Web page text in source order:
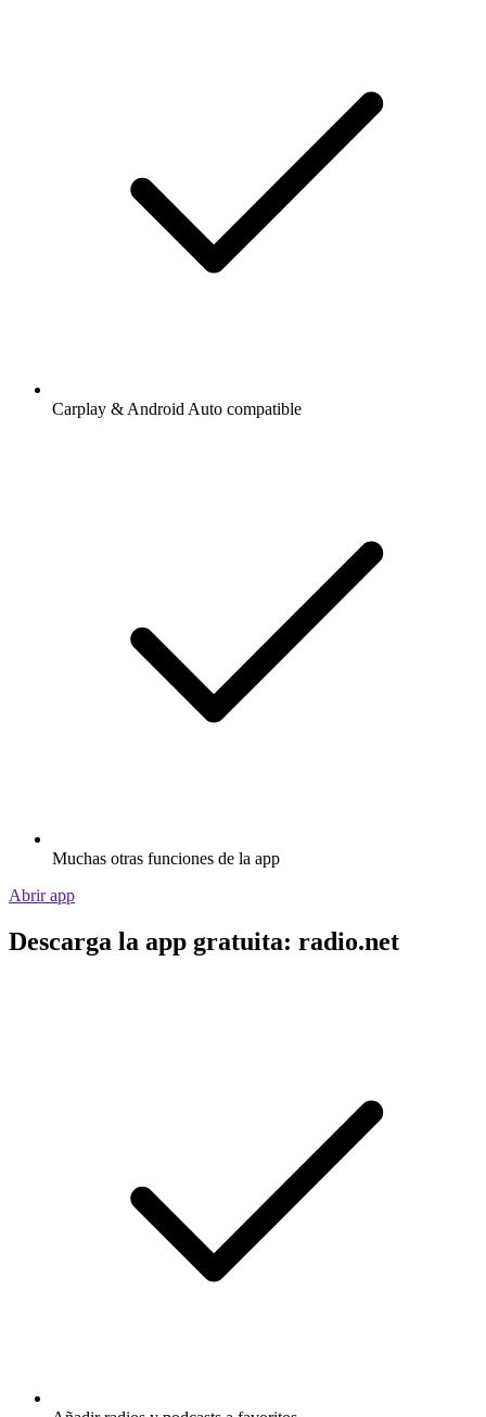
Carplay & Android Auto compatible
Muchas otras funciones de la app
Abrir app
Descarga la app gratuita: radio.net